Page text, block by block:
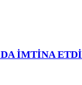
DA İMTİNA ETDİ